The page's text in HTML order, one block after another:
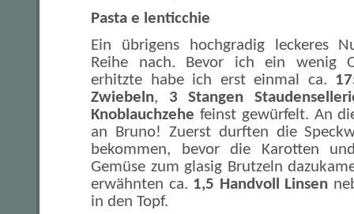
Pasta e lenticchie
Ein übrigens hochgradig leckeres
Reihe nach. Bevor ich ein wenig
erhitzte habe ich erst einmal ca.
Zwiebeln, 3 Stangen
Knoblauchzehe feinst gewürfelt. An
an Bruno! Zuerst durften die
bekommen, bevor die Karotten
Gemüse zum glasig Brutzeln
erwähnten ca. 1,5 Handvoll Linsen
in den Topf.